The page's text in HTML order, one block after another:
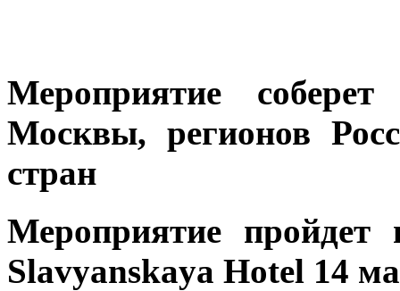
Мероприятие
Москвы, регионов
стран
Мероприятие
Slavyanskaya Hotel 14